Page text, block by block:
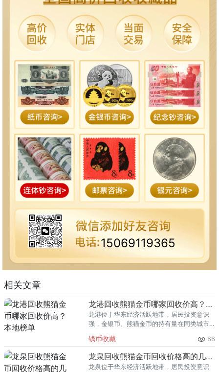
15069119365
相关文章
龙港回收熊猫金币哪家回收价高？本地榜单
龙港位于华东经济活跃地带，居民投资意识
强，金银币、熊猫金币的持有量在同类城市
熊猫金币的需求就明显升温，但鱼龙混杂的
回收渠道里，能精准识别版别溢
钱币收藏 66
龙泉回收熊猫金币回收价格高的几家推荐
龙泉位于华东经济活跃地带，居民投资意识